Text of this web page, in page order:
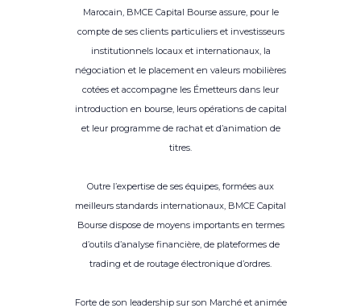
Marocain, BMCE Capital Bourse assure, pour le
compte de ses clients particuliers et investisseurs
institutionnels locaux et internationaux, la
négociation et le placement en valeurs mobilières
cotées et accompagne les Émetteurs dans leur
introduction en bourse, leurs opérations de capital
et leur programme de rachat et d’animation de
titres.
Outre l’expertise de ses équipes, formées aux
meilleurs standards internationaux, BMCE Capital
Bourse dispose de moyens importants en termes
d’outils d’analyse financière, de plateformes de
trading et de routage électronique d’ordres.
Forte de son leadership sur son Marché et animée